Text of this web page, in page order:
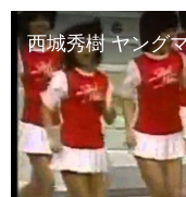
西城秀樹 ヤング